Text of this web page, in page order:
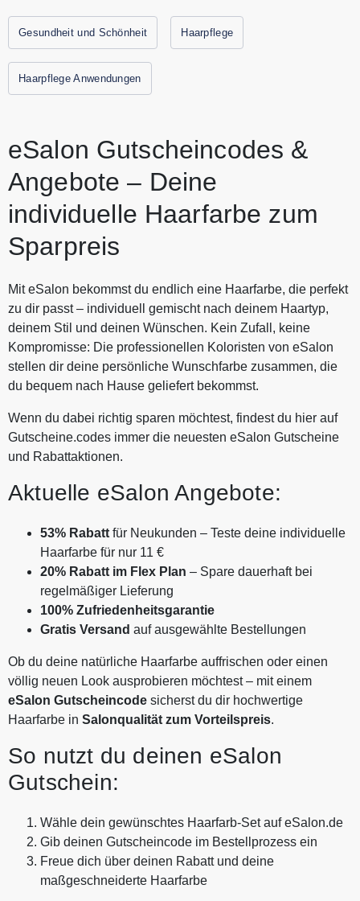
Salonqualität, die eine individuelle Farbe ergänzen. eSalon
ist die beste DIY Haarfarbe zum besten Preis. eŚalon
Coloristen passen deine Anweisungen und Formel immer
an Deine Bedürfnisse. Alle aktuellen Gutscheine und
Gesundheit und Schönheit Haarpflege
Haarpflege Anwendungen
eSalon Gutscheincodes &
Angebote – Deine
individuelle Haarfarbe zum
Sparpreis
Mit eSalon bekommst du endlich eine Haarfarbe, die perfekt
zu dir passt – individuell gemischt nach deinem Haartyp,
deinem Stil und deinen Wünschen. Kein Zufall, keine
Kompromisse: Die professionellen Koloristen von eSalon
stellen dir deine persönliche Wunschfarbe zusammen, die
du bequem nach Hause geliefert bekommst.
Wenn du dabei richtig sparen möchtest, findest du hier auf
Gutscheine.codes immer die neuesten eSalon Gutscheine
und Rabattaktionen.
Aktuelle eSalon Angebote:
53% Rabatt für Neukunden – Teste deine individuelle
Haarfarbe für nur 11 €
20% Rabatt im Flex Plan – Spare dauerhaft bei
regelmäßiger Lieferung
100% Zufriedenheitsgarantie
Gratis Versand auf ausgewählte Bestellungen
Ob du deine natürliche Haarfarbe auffrischen oder einen
völlig neuen Look ausprobieren möchtest – mit einem
eSalon Gutscheincode sicherst du dir hochwertige
Haarfarbe in Salonqualität zum Vorteilspreis.
So nutzt du deinen eSalon
Gutschein:
Wähle dein gewünschtes Haarfarb-Set auf eSalon.de
Gib deinen Gutscheincode im Bestellprozess ein
Freue dich über deinen Rabatt und deine
maßgeschneiderte Haarfarbe